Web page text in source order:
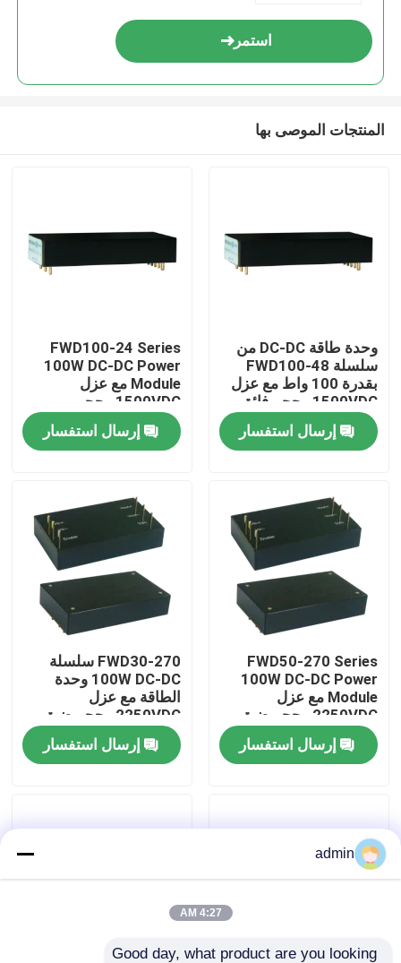
المنزل
المنتجات
فيديوهات
معلومات عنا
جولة في المصنع
مراقبة الجودة
أخبار
قطع غيار الطيران
استمر
المنتجات الموصى بها
وحدة طاقة DC-DC من
سلسلة FWD100-48
بقدرة 100 واط مع عزل
1500VDC وحجم فائق
الصغر لتطبيقات الطيران
إرسال استفسار
FWD100-24 Series
100W DC-DC Power
Module مع عزل
1500VDC وحجم
مضغوط للغاية لتطبيقات
الطيرانإرسال استفسار
FWD50-270 Series
100W DC-DC Power
Module مع عزل
2250VDC وحجم ضيق
للغاية لتطبيقات الطيران
إرسال استفسار
FWD30-270 سلسلة
100W DC-DC وحدة
الطاقة مع عزل
2250VDC وحجم ضيق
للغاية لتطبيقات الطيران
إرسال استفسار
admin
4:27 AM
Good day, what product are you looking